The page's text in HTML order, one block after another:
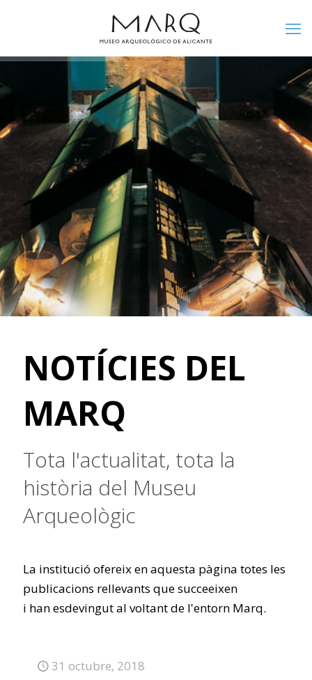
NOTÍCIES DEL
MARQ
Tota l'actualitat, tota la
història del Museu
Arqueològic
La institució ofereix en aquesta pàgina totes les
publicacions rellevants que succeeixen
i han esdevingut al voltant de l'entorn Marq.
31 octubre, 2018